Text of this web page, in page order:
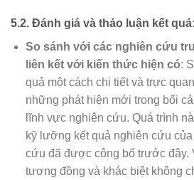
5.2. Đánh giá và thảo luận kết quả:
So sánh với các nghiên cứu
liên kết với kiến thức hiện có:
quả một cách chi tiết và trực
những phát hiện mới trong bối
lĩnh vực nghiên cứu. Quá trình
kỹ lưỡng kết quả nghiên cứu
cứu đã được công bố trước đây.
tương đồng và khác biệt không